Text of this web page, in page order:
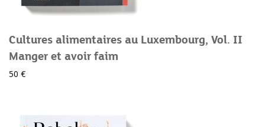
Cultures alimentaires au Luxembourg, Vol. II
Manger et avoir faim
50 €